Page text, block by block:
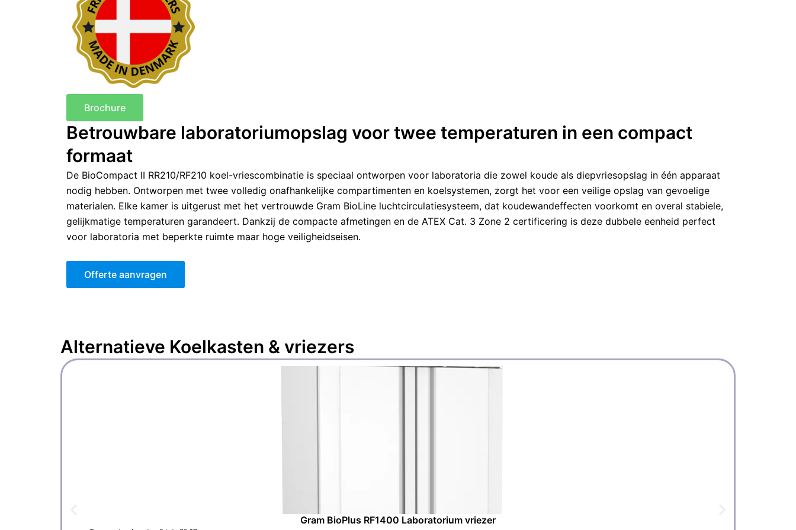
Brochure
Betrouwbare laboratoriumopslag voor twee temperaturen in een compact
formaat
De BioCompact II RR210/RF210 koel-vriescombinatie is speciaal ontworpen voor laboratoria die zowel koude als diepvriesopslag in één apparaat
nodig hebben. Ontworpen met twee volledig onafhankelijke compartimenten en koelsystemen, zorgt het voor een veilige opslag van gevoelige
materialen. Elke kamer is uitgerust met het vertrouwde Gram BioLine luchtcirculatiesysteem, dat koudewandeffecten voorkomt en overal stabiele,
gelijkmatige temperaturen garandeert. Dankzij de compacte afmetingen en de ATEX Cat. 3 Zone 2 certificering is deze dubbele eenheid perfect
voor laboratoria met beperkte ruimte maar hoge veiligheidseisen.
Offerte aanvragen
Alternatieve Koelkasten & vriezers
Gram BioPlus RF1400 Laboratorium vriezer